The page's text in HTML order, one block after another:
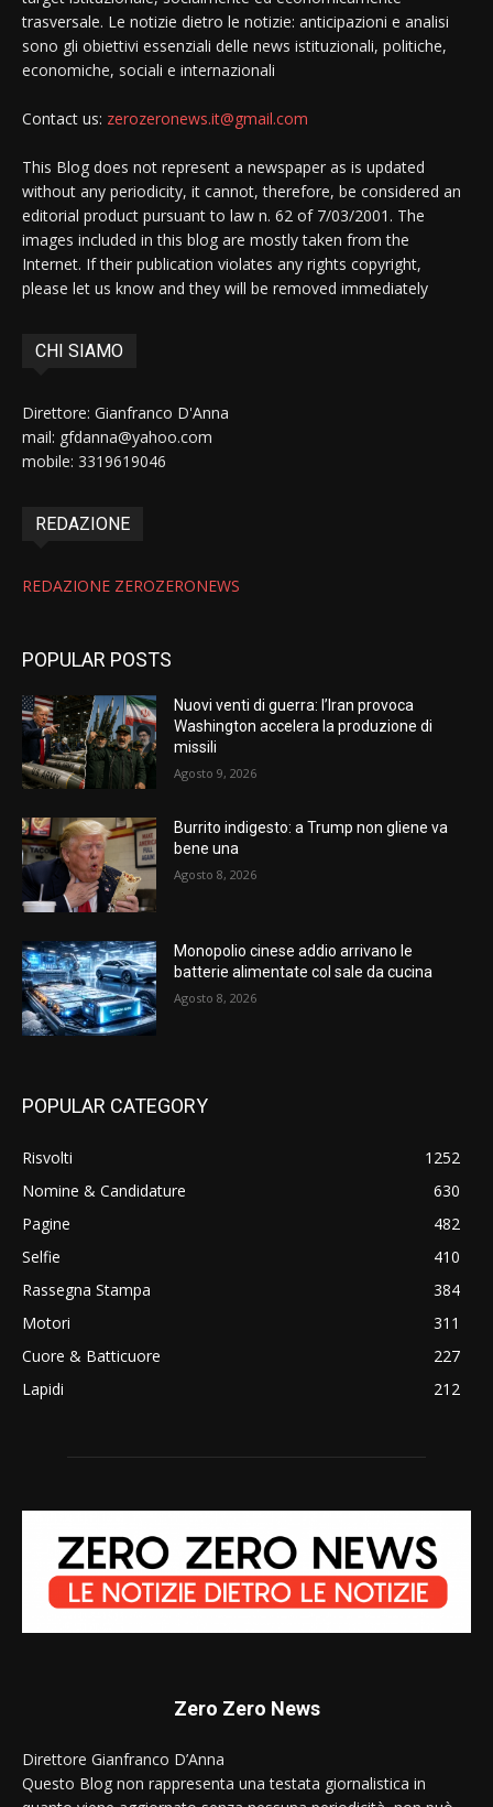
trasversale. Le notizie dietro le notizie: anticipazioni e analisi
sono gli obiettivi essenziali delle news istituzionali, politiche,
economiche, sociali e internazionali
Contact us: zerozeronews.it@gmail.com
This Blog does not represent a newspaper as is updated
without any periodicity, it cannot, therefore, be considered an
editorial product pursuant to law n. 62 of 7/03/2001. The
images included in this blog are mostly taken from the
Internet. If their publication violates any rights copyright,
please let us know and they will be removed immediately
CHI SIAMO
Direttore: Gianfranco D'Anna
mail: gfdanna@yahoo.com
mobile: 3319619046
REDAZIONE
REDAZIONE ZEROZERONEWS
POPULAR POSTS
Nuovi venti di guerra: l’Iran provoca
Washington accelera la produzione di
missili
Agosto 9, 2026
Burrito indigesto: a Trump non gliene va
bene una
Agosto 8, 2026
Monopolio cinese addio arrivano le
batterie alimentate col sale da cucina
Agosto 8, 2026
POPULAR CATEGORY
Risvolti
1252
Nomine & Candidature
630
Pagine
482
Selfie
410
Rassegna Stampa
384
Motori
311
Cuore & Batticuore
227
Lapidi
212
Zero Zero News
Direttore Gianfranco D’Anna
Questo Blog non rappresenta una testata giornalistica in